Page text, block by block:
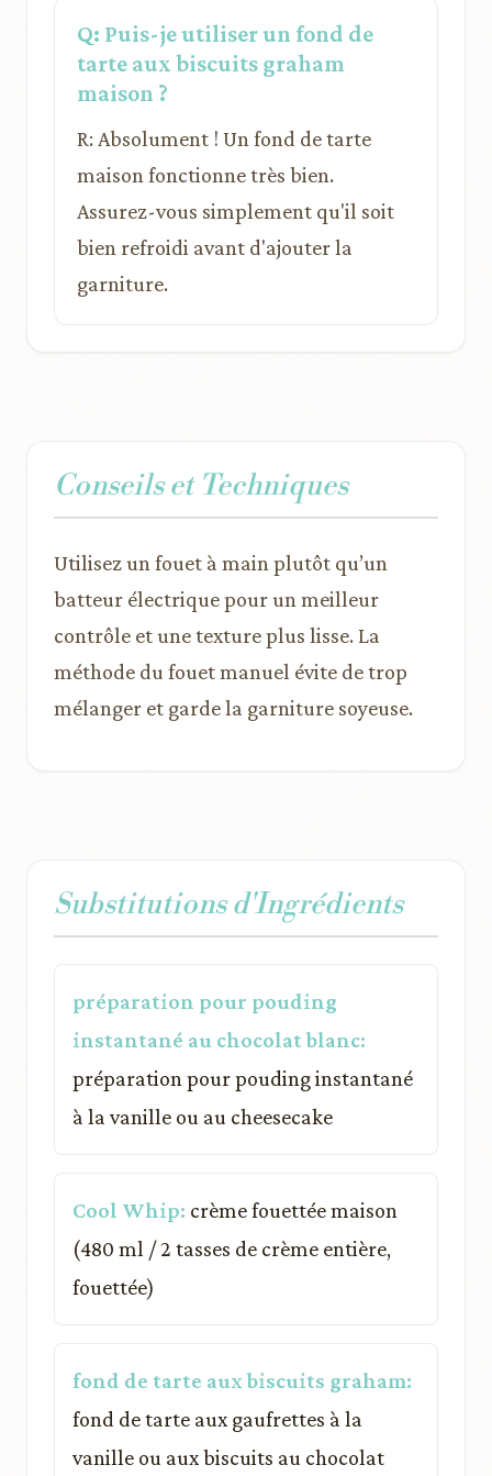
Q: Puis-je utiliser un fond de
tarte aux biscuits graham
maison ?
R: Absolument ! Un fond de tarte
maison fonctionne très bien.
Assurez-vous simplement qu'il soit
bien refroidi avant d'ajouter la
garniture.
Conseils et Techniques
Utilisez un fouet à main plutôt qu’un
batteur électrique pour un meilleur
contrôle et une texture plus lisse. La
méthode du fouet manuel évite de trop
mélanger et garde la garniture soyeuse.
Substitutions d'Ingrédients
préparation pour pouding
instantané au chocolat blanc:
préparation pour pouding instantané
à la vanille ou au cheesecake
Cool Whip: crème fouettée maison
(480 ml / 2 tasses de crème entière,
fouettée)
fond de tarte aux biscuits graham:
fond de tarte aux gaufrettes à la
vanille ou aux biscuits au chocolat